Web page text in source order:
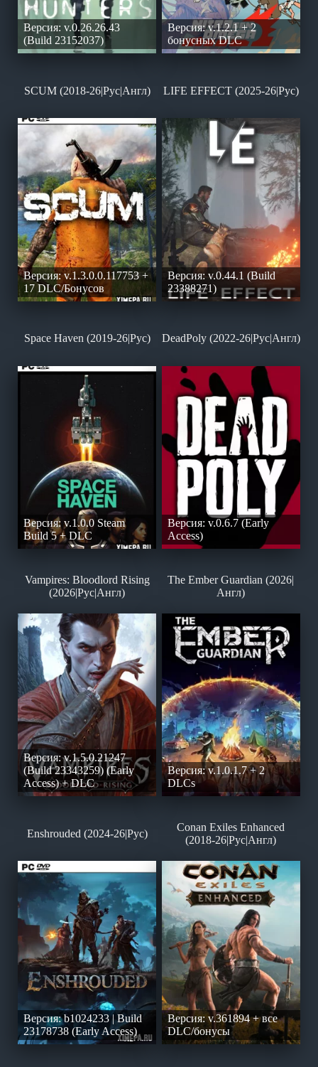
Версия: v.0.26.26.43
(Build 23152037)
Версия: v.1.2.1 + 2
бонусных DLC
SCUM (2018-26|Рус|Англ)
Версия: v.1.3.0.0.117753 +
17 DLC/Бонусов
LIFE EFFECT (2025-26|Рус)
Версия: v.0.44.1 (Build
23388271)
Space Haven (2019-26|Рус)
Версия: v.1.0.0 Steam
Build 5 + DLC
DeadPoly (2022-26|Рус|Англ)
Версия: v.0.6.7 (Early
Access)
Vampires: Bloodlord Rising
(2026|Рус|Англ)
Версия: v.1.5.0.21247
(Build 23343259) (Early
Access) + DLC
The Ember Guardian (2026|
Англ)
Версия: v.1.0.1.7 + 2
DLCs
Enshrouded (2024-26|Рус)
Версия: b1024233 | Build
23178738 (Early Access)
Conan Exiles Enhanced
(2018-26|Рус|Англ)
Версия: v.361894 + все
DLC/бонусы